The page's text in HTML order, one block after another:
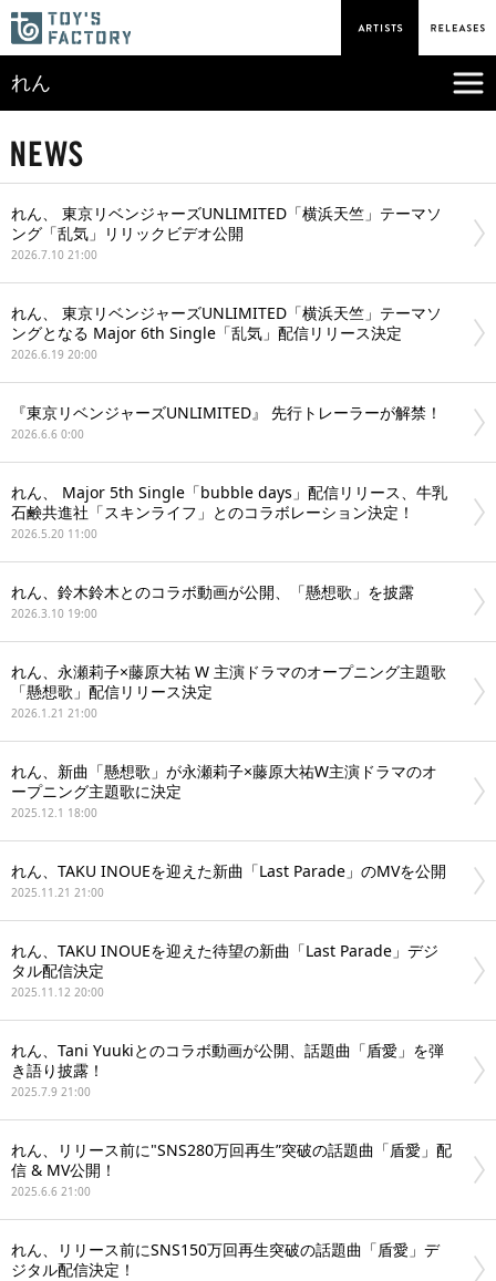
れん
れん、 東京リベンジャーズUNLIMITED「横浜天竺」テーマソ
ング「乱気」リリックビデオ公開
2026.7.10 21:00
れん、 東京リベンジャーズUNLIMITED「横浜天竺」テーマソ
ングとなる Major 6th Single「乱気」配信リリース決定
2026.6.19 20:00
『東京リベンジャーズUNLIMITED』 先行トレーラーが解禁！
2026.6.6 0:00
れん、 Major 5th Single「bubble days」配信リリース、牛乳
石鹸共進社「スキンライフ」とのコラボレーション決定！
2026.5.20 11:00
れん、鈴木鈴木とのコラボ動画が公開、「懸想歌」を披露
2026.3.10 19:00
れん、永瀬莉子×藤原大祐 W 主演ドラマのオープニング主題歌
「懸想歌」配信リリース決定
2026.1.21 21:00
れん、新曲「懸想歌」が永瀬莉子×藤原大祐W主演ドラマのオ
ープニング主題歌に決定
2025.12.1 18:00
れん、TAKU INOUEを迎えた新曲「Last Parade」のMVを公開
2025.11.21 21:00
れん、TAKU INOUEを迎えた待望の新曲「Last Parade」デジ
タル配信決定
2025.11.12 20:00
れん、Tani Yuukiとのコラボ動画が公開、話題曲「盾愛」を弾
き語り披露！
2025.7.9 21:00
れん、リリース前に"SNS280万回再生”突破の話題曲「盾愛」配
信 & MV公開！
2025.6.6 21:00
れん、リリース前にSNS150万回再生突破の話題曲「盾愛」デ
ジタル配信決定！